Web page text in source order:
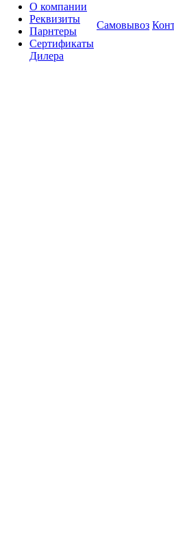
О компании
Реквизиты
Парнтеры
Сертификаты
Дилера
Самовывоз